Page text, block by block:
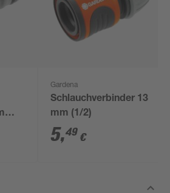
Gardena
Schlauchverbinder 13
mm (1/2)
5,49 €